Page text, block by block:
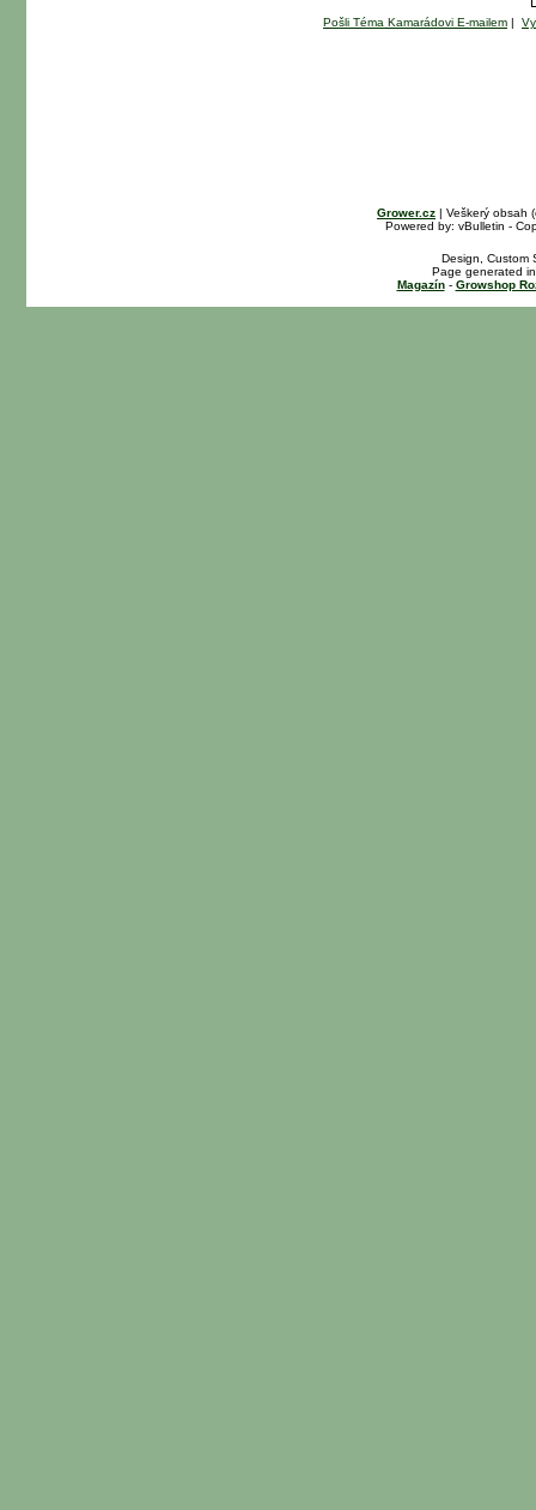
Pošli Téma Kamarádovi E-mailem |
Grower.cz | Veškerý obsah
Powered by: vBulletin -
Design, Custom
Page generated
Magazín- Growshop